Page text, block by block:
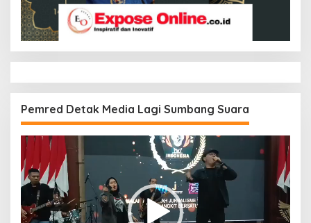
Pemred Detak Media Lagi Sumbang Suara
Pemutar